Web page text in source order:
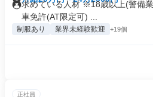
求めている人材 ※18歳以上(警備
車免許(AT限定可) ...
制服あり 業界未経験歓迎 +19個
正社員